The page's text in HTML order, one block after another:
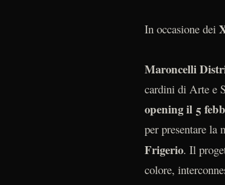
In occasione dei
Maroncelli
cardini di Arte e
opening il 5
per presentare la
Frigerio. Il
colore,